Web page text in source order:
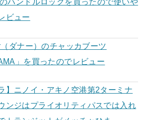
ビュー
ダナー）のチャッカブーツ
」を買ったのでレビュー
】ニノイ・アキノ空港第2ターミナ
ンジはプライオリティパスでは入れ